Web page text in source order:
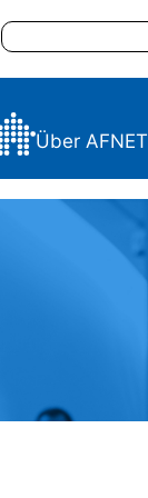
Suchen
Über AFNET